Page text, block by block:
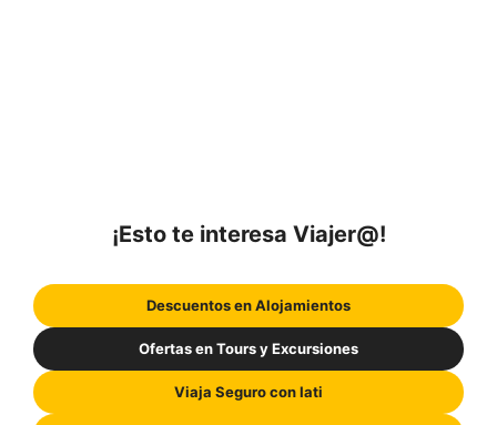
¡Esto te interesa Viajer@!
Descuentos en Alojamientos
Ofertas en Tours y Excursiones
Viaja Seguro con Iati